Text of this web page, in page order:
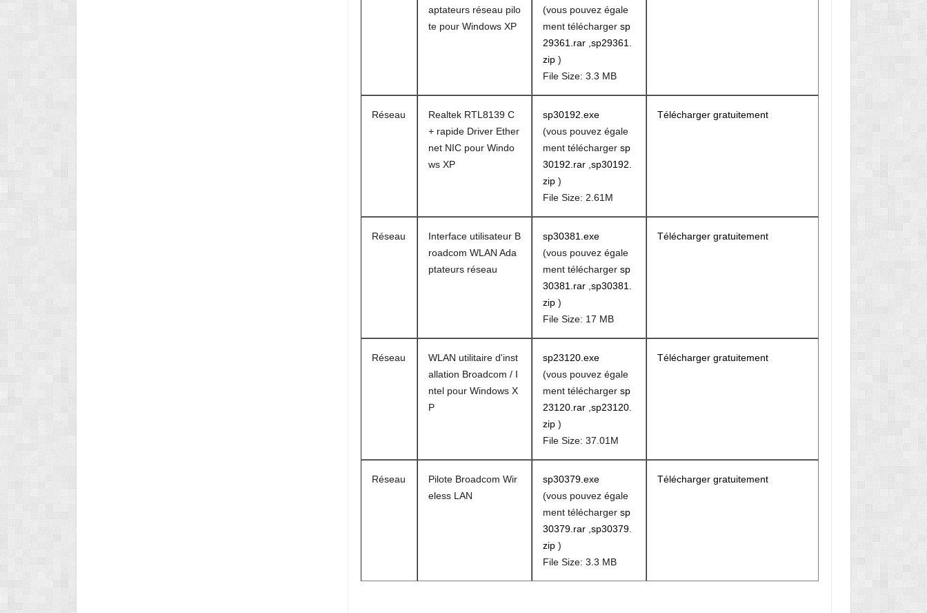
aptateurs réseau pilo
te pour Windows XP
(vous pouvez égale
ment télécharger sp
29361.rar,sp29361.
zip)
File Size: 3.3 MB
Réseau
Realtek RTL8139 C
+ rapide Driver Ether
net NIC pour Windo
ws XP
sp30192.exe
(vous pouvez égale
ment télécharger sp
30192.rar,sp30192.
zip)
File Size: 2.61M
Télécharger gratuitement
Réseau
Interface utilisateur B
roadcom WLAN Ada
ptateurs réseau
sp30381.exe
(vous pouvez égale
ment télécharger sp
30381.rar,sp30381.
zip)
File Size: 17 MB
Télécharger gratuitement
Réseau
WLAN utilitaire d'inst
allation Broadcom / I
ntel pour Windows X
P
sp23120.exe
(vous pouvez égale
ment télécharger sp
23120.rar,sp23120.
zip)
File Size: 37.01M
Télécharger gratuitement
Réseau
Pilote Broadcom Wir
eless LAN
sp30379.exe
(vous pouvez égale
ment télécharger sp
30379.rar,sp30379.
zip)
File Size: 3.3 MB
Télécharger gratuitement